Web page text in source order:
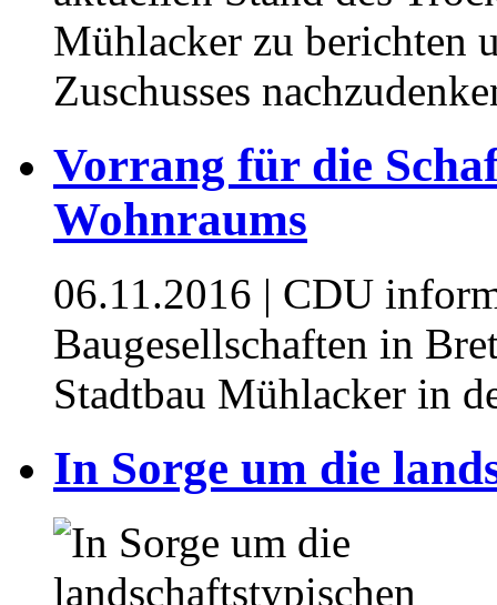
Mühlacker zu berichten
Zuschusses
Vorrang für die
Wohnraums
06.11.2016 | CDU
Baugesellschaften in
Stadtbau Mühlacker in
In Sorge um die